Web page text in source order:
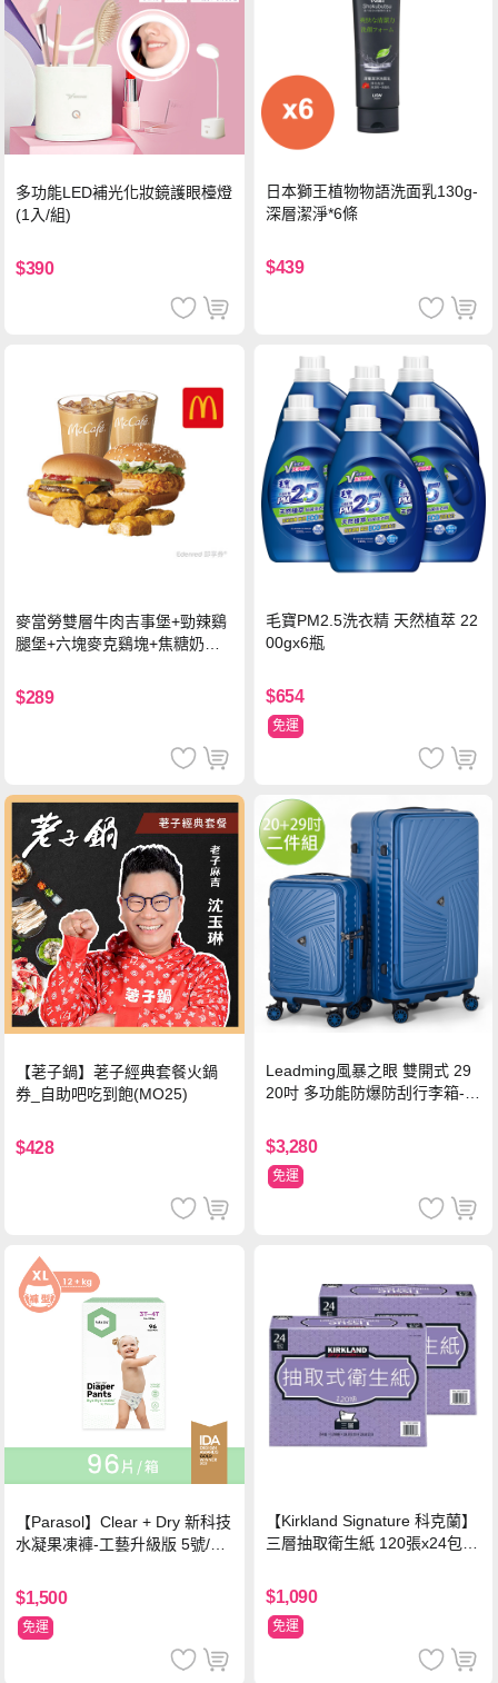
多功能LED補光化妝鏡護眼檯燈
(1入/組)
$390
日本獅王植物物語洗面乳130g-
深層潔淨*6條
$439
麥當勞雙層牛肉吉事堡+勁辣鷄
腿堡+六塊麥克鷄塊+焦糖奶茶
$289
毛寶PM2.5洗衣精 天然植萃 22
00gx6瓶
$654
免運
【荖子鍋】荖子經典套餐火鍋
券_自助吧吃到飽(MO25)
$428
Leadming風暴之眼 雙開式 29
20吋 多功能防爆防刮行李箱-海
$3,280
免運
【Parasol】Clear + Dry 新科技
水凝果凍褲-工藝升級版 5號/XL
$1,500
免運
【Kirkland Signature 科克蘭】
三層抽取衛生紙 120張x24包x2
$1,090
免運